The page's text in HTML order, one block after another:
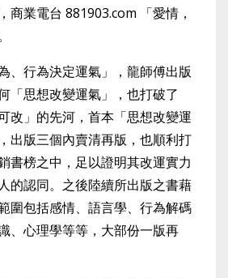
商業電台 881903.com 「愛情，
、行為決定運氣」，龍師傅出版
「思想改變運氣」，也打破了
改」的先河，首本「思想改變運
出版三個內賣清再版，也順利打
書榜之中，足以證明其改運實力
的認同。之後陸續所出版之書藉
圍包括感情、語言學、行為解碼
、心理學等等，大部份一版再